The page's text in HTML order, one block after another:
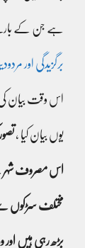
ہے جن کے بارے
برگزیدگی اور
اس وقت بیان
یوں بیان کیا ،
اس مصروف شہر
مختلف سڑکوں
بڑھ رہی ہیں